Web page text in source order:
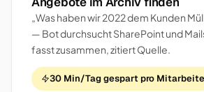
„Was haben wir 2022 dem Kunden
— Bot durchsucht SharePoint und
fasst zusammen, zitiert Quelle.
30 Min/Tag gespart pro